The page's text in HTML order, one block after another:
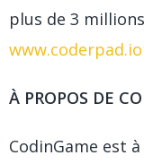
plus de 3
www.coderpad.io
À PROPOS DE
CodinGame est